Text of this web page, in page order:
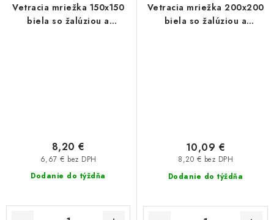
Vetracia mriežka 150x150
biela so žalúziou a
Dodanie do týždňa
6,67 € bez DPH
8,20 €
Vetracia mriežka 200x200
biela so žalúziou a
Dodanie do týždňa
8,20 € bez DPH
10,09 €